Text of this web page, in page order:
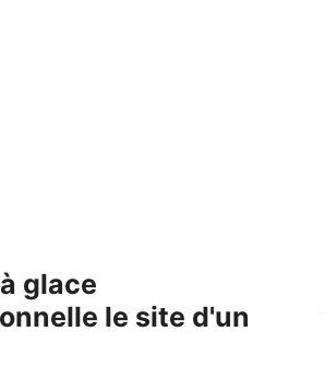
glace
le site d'un